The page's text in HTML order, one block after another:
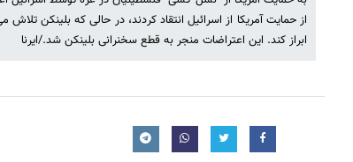
از حمایت آمریکا از اسرائیل انتقاد کردند، در حالی که بلینکن
ابراز کند. این اعتراضات منجر به قطع سخنرانی بلینکن شد./ایرنا